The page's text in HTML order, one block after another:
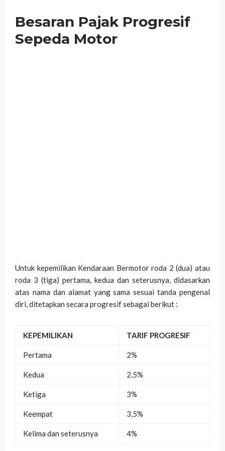
Besaran Pajak Progresif
Sepeda Motor
Untuk kepemilikan Kendaraan Bermotor roda 2 (dua) atau
roda 3 (tiga) pertama, kedua dan seterusnya, didasarkan
atas nama dan alamat yang sama sesuai tanda pengenal
diri, ditetapkan secara progresif sebagai berikut :
KEPEMILIKAN TARIF PROGRESIF
Pertama 2%
Kedua 2,5%
Ketiga 3%
Keempat 3,5%
Kelima dan seterusnya 4%